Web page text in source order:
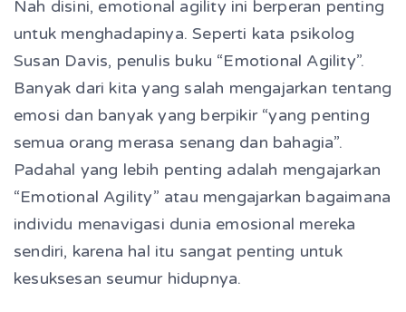
Nah disini, emotional agility ini berperan penting
untuk menghadapinya. Seperti kata psikolog
Susan Davis, penulis buku “Emotional Agility”.
Banyak dari kita yang salah mengajarkan tentang
emosi dan banyak yang berpikir “yang penting
semua orang merasa senang dan bahagia”.
Padahal yang lebih penting adalah mengajarkan
“Emotional Agility” atau mengajarkan bagaimana
individu menavigasi dunia emosional mereka
sendiri, karena hal itu sangat penting untuk
kesuksesan seumur hidupnya.